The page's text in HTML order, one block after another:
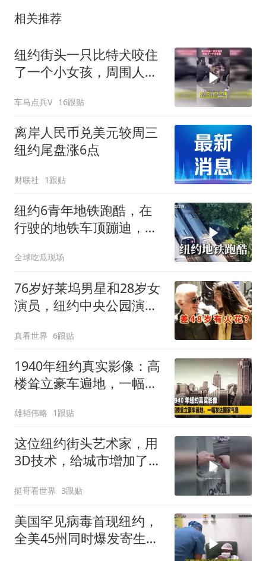
相关推荐
纽约街头一只比特犬咬住
了一个小女孩，周围人群
车马点兵V 16跟贴
离岸人民币兑美元较周三
纽约尾盘涨6点
财联社 1跟贴
纽约6青年地铁跑酷，在
行驶的地铁车顶蹦迪，警
全球吃瓜现场
76岁好莱坞男星和28岁女
演员，纽约中央公园演情
真看世界 6跟贴
1940年纽约真实影像：高
楼耸立豪车遍地，一幅发
雄韬伟略 1跟贴
这位纽约街头艺术家，用
3D技术，给城市增加了乐
挺哥看世界 3跟贴
美国罕见病毒首现纽约，
全美45州同时爆发寄生虫